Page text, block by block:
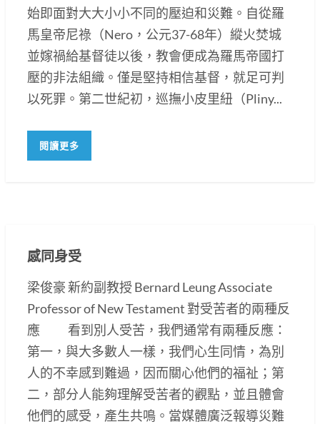
始即面對大大小小不同的壓迫和災難。自從羅
馬皇帝尼祿（Nero，公元37-68年）縱火焚城
並嫁禍給基督徒以後，教會便成為羅馬帝國打
壓的非法組織。僅是堅持相信基督，就足可判
以死罪。第二世紀初，巡撫小皮里紐（Pliny...
閱讀更多
感同身受
梁俊豪 新約副教授 Bernard Leung Associate
Professor of New Testament 對受苦者的兩種反
應 看到別人受苦，我們通常有兩種反應：
第一，與大多數人一樣，我們心生同情，為別
人的不幸感到難過，因而關心他們的福祉；第
二，部分人能夠理解受苦者的觀點，並且體會
他們的感受，產生共鳴。當媒體廣泛報導災難